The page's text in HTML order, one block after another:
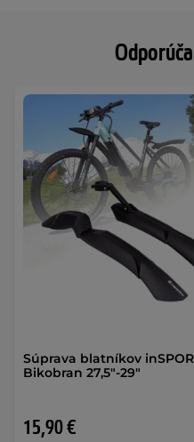
Súprava blatníkov
Bikobran 27,5"-29"
15,90 €